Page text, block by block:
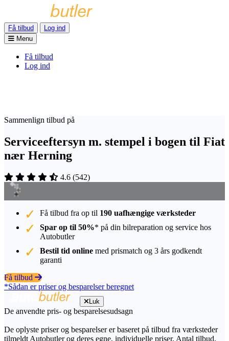
Få tilbud
Log ind
Menu
Få tilbud
Log ind
Sammenlign tilbud på
Serviceeftersyn m. stempel i bogen til Fiat
nær Herning
4.6 (542)
Få tilbud fra op til 190 uafhængige værksteder
Spar op til 50%* på din bilreparation og service hos
Autobutler
Bestil tid online med prismatch og 3 års godkendt
garanti
Få tilbud
*Sådan er priser og besparelser beregnet
Luk
De anvendte pris- og besparelsesudsagn
De oplyste priser og besparelser er baseret på tilbud fra værksteder
tilmeldt Autobutler og deres egne, individuelle priser. Antal tilbud,